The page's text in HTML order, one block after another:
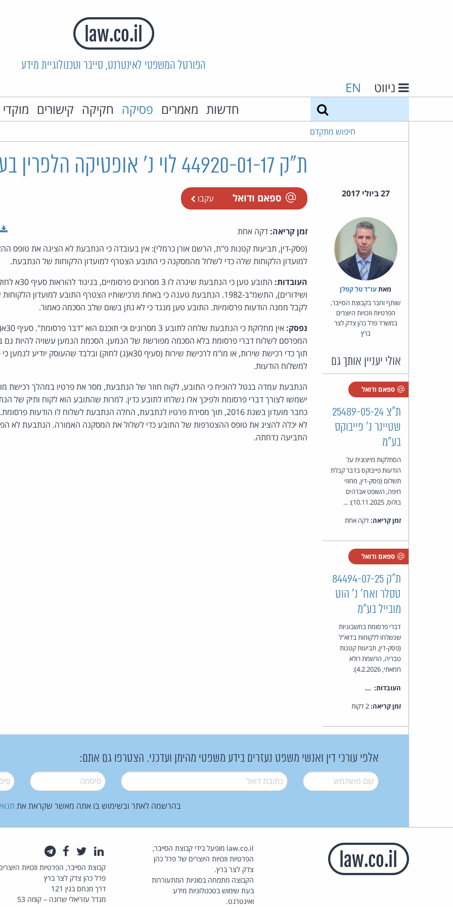
הפורטל המשפטי לאינטרנט, סייבר וטכנולוגיית מידע
ניווט EN
חדשות מאמרים פסיקה חקיקה קישורים
חיפוש מתקדם
ת"ק 44920-01-17 לוי נ' אופטיקה הלפרין בע"מ
27 ביולי 2017 ספאם ודואל עקבו
מאת‏עו"ד טל קפלן
שותף וחבר בקבוצת הסייבר,
הפרטיות וזכויות היוצרים
במשרד פרל כהן צדק לצר
ברץ
אולי יעניין אותך גם
ספאם ודואל
ת"צ 25489-05-24
שטיינר נ' פייבוקס
בע"מ
הסתלקות מייצוגית על
הודעות פייבוקס בדבר קבלת
תשלום (פסק-דין, מחוזי
חיפה, השופט אברהים
בולוס, 10.11.2025): ...
זמן קריאה:דקה אחת
ספאם ודואל
ת"ק 84494-07-25
טסלר ואח' נ' הוט
מובייל בע"מ
דברי פרסומת בחשבוניות
שנשלחו ללקוחות בדוא"ל
(פסק-דין, תביעות קטנות
טבריה, הרשמת רולא
חמאתי, 4.2.2026):
העובדות: ...
זמן קריאה:
זמן קריאה: דקה אחת
(פסק-דין, תביעות קטנות פ"ת, הרשם אורן כרמלי): אין בעובדה כי הנתבעת לא הציגה את טופס
למועדון הלקוחות שלה כדי לשלול מהמסקנה כי התובע הצטרף למועדון הלקוחות של הנתבעת.
העובדות:
התובע טען כי הנתבעת
ושידורים), התשמ"ב-1982. הנתבעת טענה כי באחת מרכישותיו הצטרף התובע למועדון
לקבל ממנה הודעות פרסומיות. התובע טען מנגד כי לא נתן בשום שלב הסכמה כאמור.
נפסק:
אין
המפרסם לשלוח דברי פרסומת בלא הסכמה מפורשת של הנמען. הסכמת הנמען עשויה להיות גם
תוך כדי רכישת שירות, או מו"מ לרכישת שירות (סעיף 30א(ג) לחוק) ובלבד
למשלוח הודעות.
הנתבעת עמדה בנטל להוכיח כי התובע, לקוח חוזר של הנתבעת, מסר את פרטיו במהלך רכישת
ישמשו לצורך דברי פרסומת ולפיכך אלו נשלחו לתובע כדין. למרות שהתובע הוא לקוח ותיק של
כחבר מועדון בשנת 2016, תוך מסירת פרטיו לנתבעת, החלה הנתבעת לשלוח לו הודעות
לא יכלה להציג את טופס ההצטרפות של התובע כדי לשלול את המסקנה האמורה. הנתבעת לא
התביעה נדחתה.
אלפי עורכי דין ואנשי משפט נעזרים בידע משפטי מהימן ועדכני. הצטרפו גם אתם:
שם משתמש* דואל* סיסמה*
בהרשמה לאתר ובשימוש בו אתה מאשר שקראת את
law.co.il מופעל בידי קבוצת הסייבר,
הפרטיות וזכויות היוצרים של פרל כהן
צדק לצר ברץ.
הקבוצה מתמחה בסוגיות המתעוררות
בעת שימוש בטכנולוגיות מידע
ואינטרנט.
לינקדאין
טוויטרפייסבוק
קבוצת הסייבר, הפרטיות וזכויות
פרל כהן צדק לצר ברץ
דרך מנחם בגין 121
מגדל עזריאלי שרונה – קומה 53